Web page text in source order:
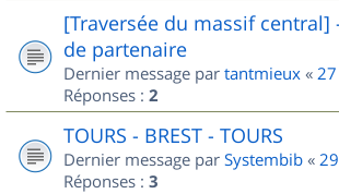
[Traversée du massif central]
de partenaire
Dernier message par tantmieux «
Réponses : 2
TOURS - BREST - TOURS
Dernier message par Systembib «
Réponses : 3